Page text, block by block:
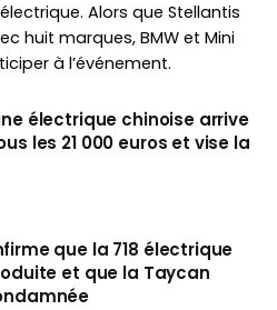
Alors que Stellantis
huit marques, BMW et Mini
à l’événement.
électrique chinoise arrive
les 21 000 euros et vise la
que la 718 électrique
et que la Taycan